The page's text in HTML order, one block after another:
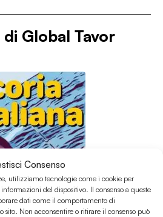
Consenso
utilizziamo tecnologie come i cookie per
del dispositivo. Il consenso a queste
dati come il comportamento di
sito. Non acconsentire o ritirare il consenso può
Global Tavor